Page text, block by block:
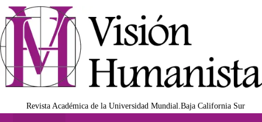
Revista Académica de la Universidad Mundial.Baja California Sur